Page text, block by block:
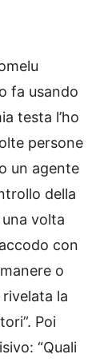
fa usando
testa l’ho
persone
un agente
della
volta
con
o
la
Poi
“Quali